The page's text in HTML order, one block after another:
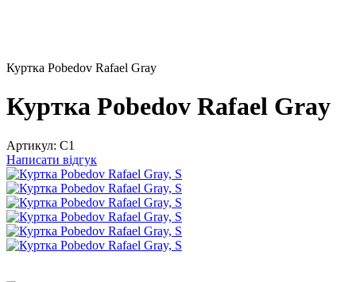
Куртка Pobedov Rafael Gray
Куртка Pobedov Rafael Gray
Артикул: C1
Написати відгук